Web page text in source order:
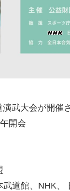
武大会が開催
開会
道館、NHK、